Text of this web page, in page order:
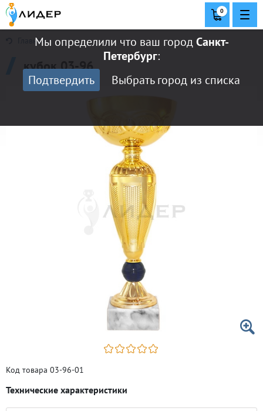
Мы определили что ваш городСанкт-
Петербург:
Подтвердить
Выбрать город из списка
0
Главная
кубок 03-96
Код товара 03-96-01
Технические характеристики